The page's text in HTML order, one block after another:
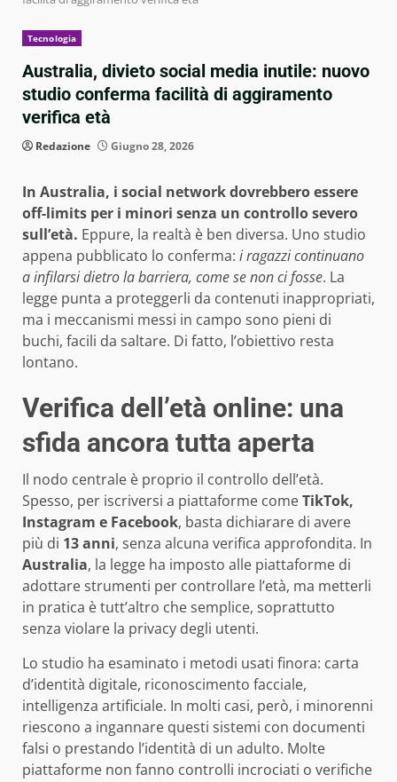
Tecnologia
Australia, divieto social media inutile: nuovo
studio conferma facilità di aggiramento
verifica età
Redazione Giugno 28, 2026
In Australia, i social network dovrebbero essere
off-limits per i minori senza un controllo severo
sull’età. Eppure, la realtà è ben diversa. Uno studio
appena pubblicato lo conferma: i ragazzi continuano
a infilarsi dietro la barriera, come se non ci fosse. La
legge punta a proteggerli da contenuti inappropriati,
ma i meccanismi messi in campo sono pieni di
buchi, facili da saltare. Di fatto, l’obiettivo resta
lontano.
Verifica dell’età online: una
sfida ancora tutta aperta
Il nodo centrale è proprio il controllo dell’età.
Spesso, per iscriversi a piattaforme comeTikTok,
Instagram e Facebook, basta dichiarare di avere
più di 13 anni, senza alcuna verifica approfondita. In
Australia, la legge ha imposto alle piattaforme di
adottare strumenti per controllare l’età, ma metterli
in pratica è tutt’altro che semplice, soprattutto
senza violare la privacy degli utenti.
Lo studio ha esaminato i metodi usati finora: carta
d’identità digitale, riconoscimento facciale,
intelligenza artificiale. In molti casi, però, i minorenni
riescono a ingannare questi sistemi con documenti
falsi o prestando l’identità di un adulto. Molte
piattaforme non fanno controlli incrociati o verifiche